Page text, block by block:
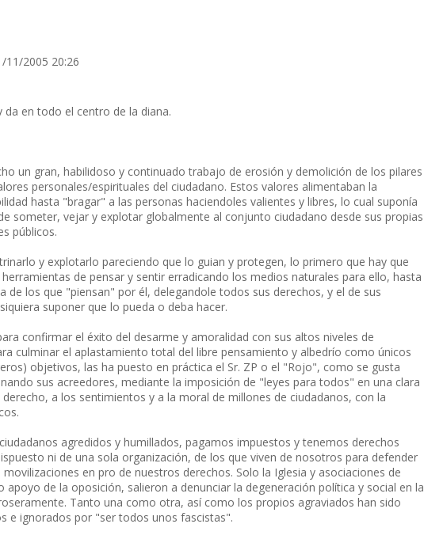
11/2005 20:26
da en todo el centro de la diana.
un gran, habilidoso y continuado trabajo de erosión y demolición de los pilares
personales/espirituales del ciudadano. Estos valores alimentaban la
hasta "bragar" a las personas haciendoles valientes y libres, lo cual suponía
someter, vejar y explotar globalmente al conjunto ciudadano desde sus propias
públicos.
y explotarlo pareciendo que lo guian y protegen, lo primero que hay que
de pensar y sentir erradicando los medios naturales para ello, hasta
de los que "piensan" por él, delegandole todos sus derechos, y el de sus
suponer que lo pueda o deba hacer.
confirmar el éxito del desarme y amoralidad con sus altos niveles de
culminar el aplastamiento total del libre pensamiento y albedrío como únicos
objetivos, las ha puesto en práctica el Sr. ZP o el "Rojo", como se gusta
sus acreedores, mediante la imposición de "leyes para todos" en una clara
a los sentimientos y a la moral de millones de ciudadanos, con la
agredidos y humillados, pagamos impuestos y tenemos derechos
ni de una sola organización, de los que viven de nosotros para defender
en pro de nuestros derechos. Solo la Iglesia y asociaciones de
apoyo de la oposición, salieron a denunciar la degeneración política y social en la
Tanto una como otra, así como los propios agraviados han sido
e ignorados por "ser todos unos fascistas".